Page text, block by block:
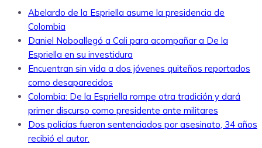
Abelardo de la Espriella asume la presidencia de
Colombia
Daniel Noboallegó a Cali para acompañar a De la
Espriella en su investidura
Encuentran sin vida a dos jóvenes quiteños reportados
como desaparecidos
Colombia: De la Espriella rompe otra tradición y dará
primer discurso como presidente ante militares
Dos policías fueron sentenciados por asesinato, 34 años
recibió el autor.